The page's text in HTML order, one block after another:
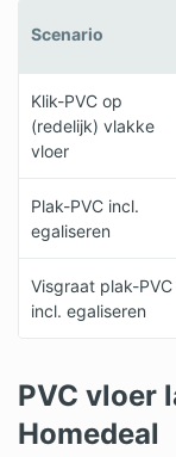
Scenario
Klik-PVC op
(redelijk) vlakke
vloer
Plak-PVC incl.
egaliseren
Visgraat plak-PVC
incl. egaliseren
PVC vloer
Homedeal